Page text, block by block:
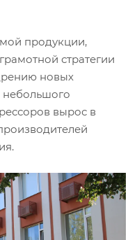
продукции,
стратегии
новых
небольшого
вырос в